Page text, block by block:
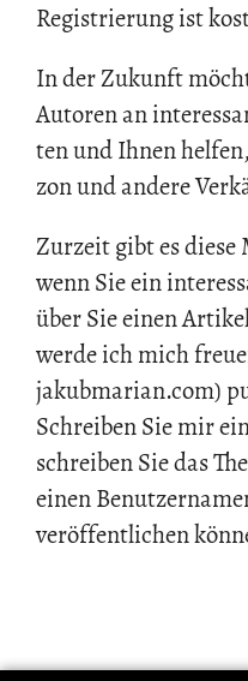
Re­gis­trie­rung ist
In der Zu­kunft
Au­to­ren an
ten und Ihnen
zon und an­de­re
Zur­zeit gibt es
wenn Sie ein
über Sie einen
werde ich mich
ja­kub­ma­ri­an.com)
Schrei­ben Sie mir
schrei­ben Sie das
einen
ver­öf­fent­li­chen